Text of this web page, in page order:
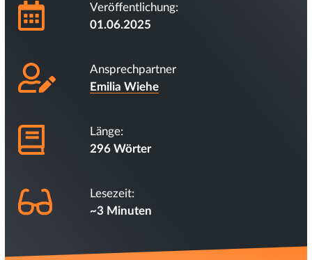
Veröffentlichung:
01.06.2025
Ansprechpartner
Emilia Wiehe
Länge:
296 Wörter
Lesezeit:
~3 Minuten